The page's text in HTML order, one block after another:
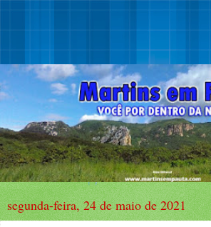
segunda-feira, 24 de maio de 2021